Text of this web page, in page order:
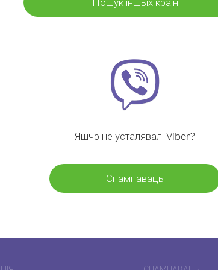
Яшчэ не ўсталявалі Viber?
Спампаваць